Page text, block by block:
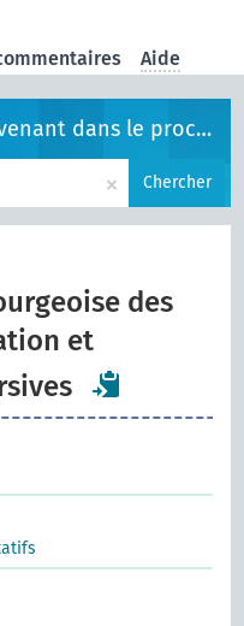
Aide
dans le processus législatif
× Chercher
des
et